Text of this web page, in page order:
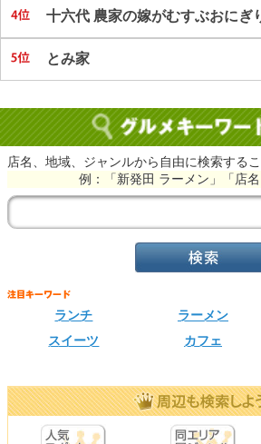
十六代 農家の嫁がむすぶおにぎ
とみ家
店名、地域、ジャンルから自由に検索する
例：「新発田 ラーメン」「店
ランチ ラーメン
スイーツ
カフェ